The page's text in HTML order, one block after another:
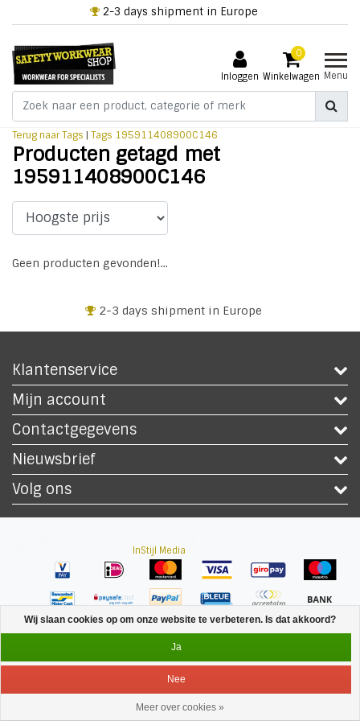
2-3 days shipment in Europe
Inloggen
0
Winkelwagen Menu
Terug naar Tags | Tags 195911408900C146
Producten getagd met
195911408900C146
Geen producten gevonden!...
2-3 days shipment in Europe
Klantenservice
Mijn account
Contactgegevens
Nieuwsbrief
Volg ons
InStijl Media
Menu Inloggen
Wij slaan cookies op om onze website te verbeteren. Is dat akkoord?
Ja
Nee
Meer over cookies »